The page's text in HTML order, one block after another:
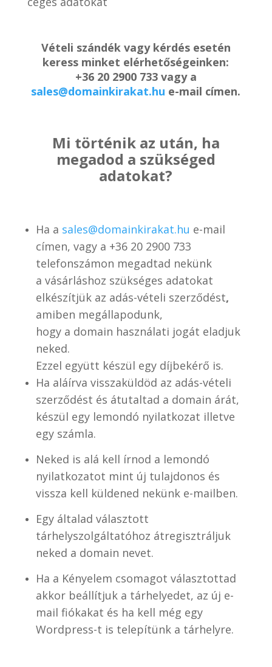
Vételi szándék vagy kérdés esetén
keress minket elérhetőségeinken:
+36 20 2900 733 vagy a
sales@domainkirakat.hu e-mail címen.
Mi történik az után, ha
megadod a szükséged
adatokat?
Ha a sales@domainkirakat.hu e-mail
címen, vagy a +36 20 2900 733
telefonszámon megadtad nekünk
a vásárláshoz szükséges adatokat
elkészítjük az adás-vételi szerződést,
amiben megállapodunk,
hogy a domain használati jogát eladjuk
neked.
Ezzel együtt készül egy díjbekérő is.
Ha aláírva visszaküldöd az adás-vételi
szerződést és átutaltad a domain árát,
készül egy lemondó nyilatkozat illetve
egy számla.
Neked is alá kell írnod a lemondó
nyilatkozatot mint új tulajdonos és
vissza kell küldened nekünk e-mailben.
Egy általad választott
tárhelyszolgáltatóhoz átregisztráljuk
neked a domain nevet.
Ha a Kényelem csomagot választottad
akkor beállítjuk a tárhelyedet, az új e-
mail fiókakat és ha kell még egy
Wordpress-t is telepítünk a tárhelyre.